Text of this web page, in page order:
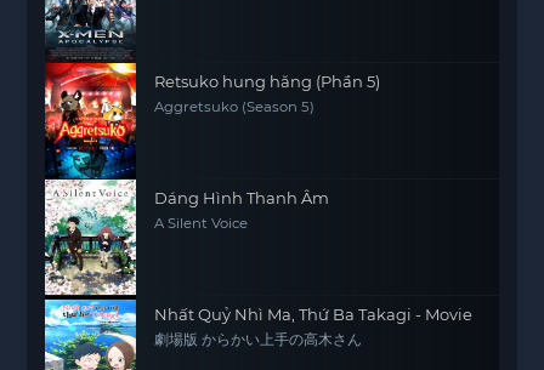
Retsuko hung hăng (Phần 5)
Aggretsuko (Season 5)
Dáng Hình Thanh Âm
A Silent Voice
Nhất Quỷ Nhì Ma, Thứ Ba Takagi - Movie
劇場版 からかい上手の高木さん